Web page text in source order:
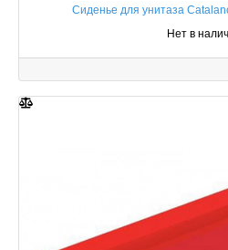
Сиденье для унитаза
Нет в